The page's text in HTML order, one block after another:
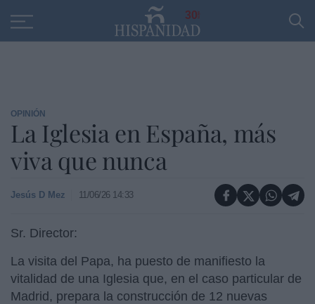
30
OPINIÓN
La Iglesia en España, más
viva que nunca
Jesús D Mez 11/06/26 14:33
Sr. Director:
La visita del Papa, ha puesto de manifiesto la
vitalidad de una Iglesia que, en el caso particular de
Madrid, prepara la construcción de 12 nuevas